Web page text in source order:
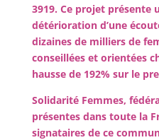
3919. Ce projet présente
détérioration d’une
dizaines de milliers de
conseillées et orientées
hausse de 192% sur le
Solidarité Femmes,
présentes dans toute la
signataires de ce